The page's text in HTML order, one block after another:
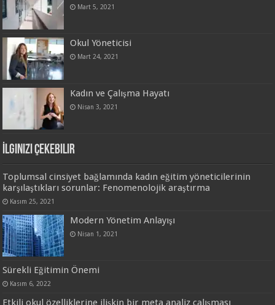
Mart 5, 2021
Okul Yöneticisi
Mart 24, 2021
Kadın ve Çalışma Hayatı
Nisan 3, 2021
İlginizi Çekebilir
Toplumsal cinsiyet bağlamında kadın eğitim yöneticilerinin
karşılaştıkları sorunlar: Fenomenolojik araştırma
Kasım 25, 2021
Modern Yönetim Anlayışı
Nisan 1, 2021
Sürekli Eğitimin Önemi
Kasım 6, 2022
Etkili okul özelliklerine ilişkin bir meta analiz çalışması